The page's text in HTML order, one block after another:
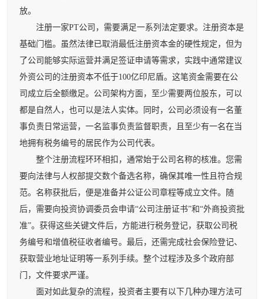
放。
注册一家PT公司，需要满足一系列法定要求。注册资本是
基础门槛。虽然法律已取消最低注册资本金的硬性规定，但为
了公司能够实际运营并满足签证申请等需求，实践中通常建议
外资公司的注册资本不低于100亿印尼盾。这笔资金需要在公
司成立后全额缴足。公司架构方面，至少需要两位股东，可以
都是自然人，也可以是法人实体。同时，公司必须设有一名董
事负责日常运营，一名监事负责监督职责，且至少有一名在当
地拥有税务编号的居民作为公司代表。
整个注册流程环环相扣，通常始于公司名称的核准。您需
要向法律与人权部提交数个备选名称，确保其唯一性且符合规
范。名称获批后，便是准备并公证公司章程等成立文件。随
后，需要向投资协调委员会申请“公司注册证书”和“外商投资批
准”。获得这些关键文件后，方能进行税务登记，获取公司税
务编号和增值税征收者编号。最后，还需完成社会保险登记、
获取营业地址证明等一系列手续。整个过程涉及多个政府部
门，文件要求严谨。
面对如此复杂的流程，投资者主要有以下几种办理方法可